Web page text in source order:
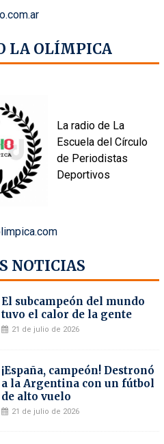
LA OLÍMPICA
La radio de La
Escuela del Círculo
de Periodistas
Deportivos
NOTICIAS
El subcampeón del mundo
tuvo el calor de la gente
21 de julio de 2026
¡España, campeón! Destronó
a la Argentina con un fútbol
de alto vuelo
21 de julio de 2026